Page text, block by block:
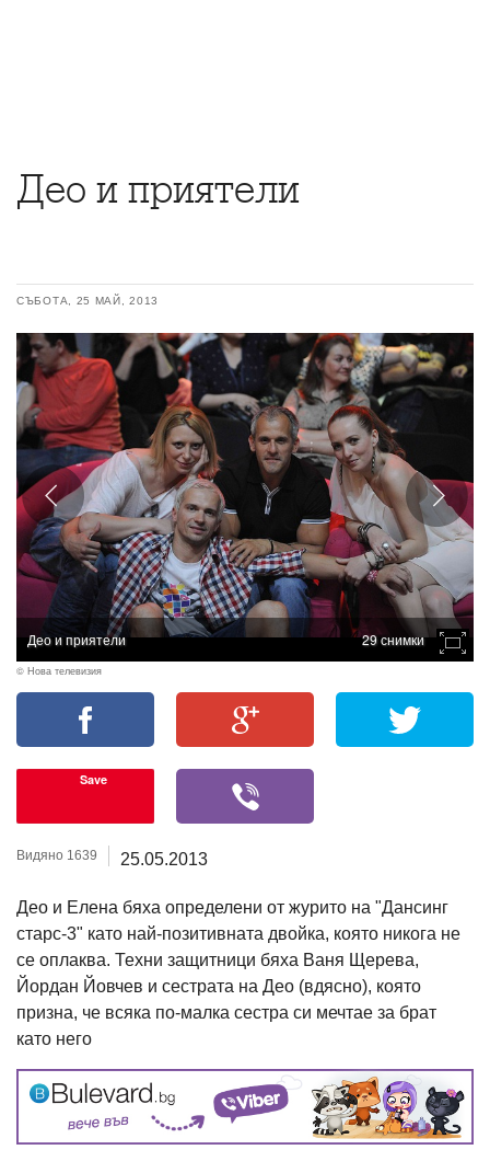
Део и приятели
СЪБОТА, 25 МАЙ, 2013
Део и приятели 29 снимки
© Нова телевизия
Save
Видяно 1639 25.05.2013
Део и Елена бяха определени от журито на "Дансинг
старс-3" като най-позитивната двойка, която никога не
се оплаква. Техни защитници бяха Ваня Щерева,
Йордан Йовчев и сестрата на Део (вдясно), която
призна, че всяка по-малка сестра си мечтае за брат
като него